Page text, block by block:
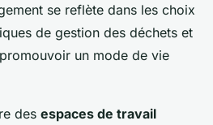
se reflète dans les choix
de gestion des déchets et
un mode de vie
des espaces de travail